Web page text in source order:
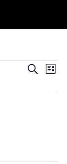
de
BuscarLista